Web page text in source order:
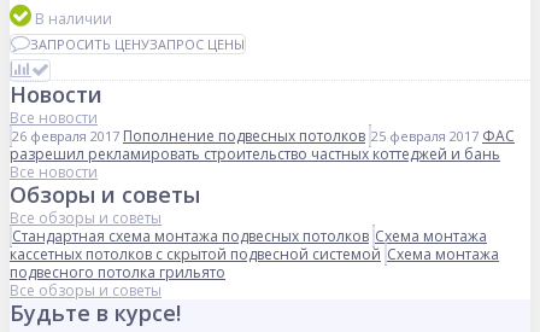
В наличии
ЗАПРОСИТЬ ЦЕНУЗАПРОС ЦЕНЫ
Новости
Все новости
26 февраля 2017 Пополнение подвесных потолков 25 февраля 2017 ФАС
разрешил рекламировать строительство частных коттеджей и бань
Все новости
Обзоры и советы
Все обзоры и советы
Стандартная схема монтажа подвесных потолков Схема монтажа
кассетных потолков с скрытой подвесной системой Схема монтажа
подвесного потолка грильято
Все обзоры и советы
Будьте в курсе!